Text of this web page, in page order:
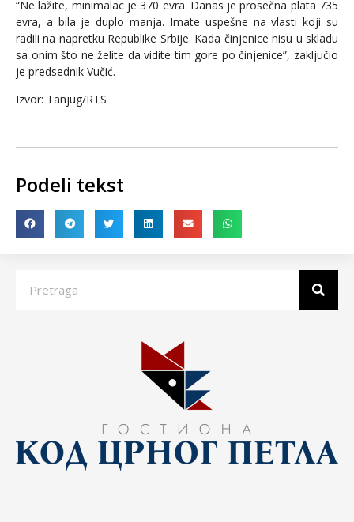
“Ne lažite, minimalac je 370 evra. Danas je prosečna plata 735
evra, a bila je duplo manja. Imate uspešne na vlasti koji su
radili na napretku Republike Srbije. Kada činjenice nisu u skladu
sa onim što ne želite da vidite tim gore po činjenice”, zaključio
je predsednik Vučić.
Izvor: Tanjug/RTS
Podeli tekst